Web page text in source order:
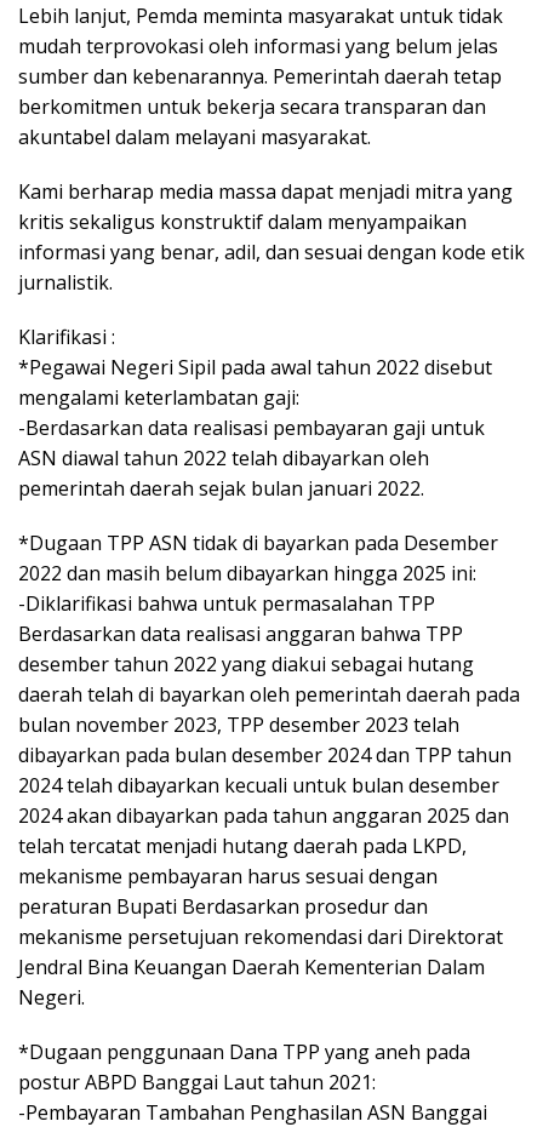
Lebih lanjut, Pemda meminta masyarakat untuk tidak
mudah terprovokasi oleh informasi yang belum jelas
sumber dan kebenarannya. Pemerintah daerah tetap
berkomitmen untuk bekerja secara transparan dan
akuntabel dalam melayani masyarakat.
Kami berharap media massa dapat menjadi mitra yang
kritis sekaligus konstruktif dalam menyampaikan
informasi yang benar, adil, dan sesuai dengan kode etik
jurnalistik.
Klarifikasi :
*Pegawai Negeri Sipil pada awal tahun 2022 disebut
mengalami keterlambatan gaji:
-Berdasarkan data realisasi pembayaran gaji untuk
ASN diawal tahun 2022 telah dibayarkan oleh
pemerintah daerah sejak bulan januari 2022.
*Dugaan TPP ASN tidak di bayarkan pada Desember
2022 dan masih belum dibayarkan hingga 2025 ini:
-Diklarifikasi bahwa untuk permasalahan TPP
Berdasarkan data realisasi anggaran bahwa TPP
desember tahun 2022 yang diakui sebagai hutang
daerah telah di bayarkan oleh pemerintah daerah pada
bulan november 2023, TPP desember 2023 telah
dibayarkan pada bulan desember 2024 dan TPP tahun
2024 telah dibayarkan kecuali untuk bulan desember
2024 akan dibayarkan pada tahun anggaran 2025 dan
telah tercatat menjadi hutang daerah pada LKPD,
mekanisme pembayaran harus sesuai dengan
peraturan Bupati Berdasarkan prosedur dan
mekanisme persetujuan rekomendasi dari Direktorat
Jendral Bina Keuangan Daerah Kementerian Dalam
Negeri.
*Dugaan penggunaan Dana TPP yang aneh pada
postur ABPD Banggai Laut tahun 2021:
-Pembayaran Tambahan Penghasilan ASN Banggai